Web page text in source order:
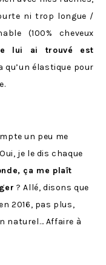
ni trop longue /
(100% cheveux
lui ai trouvé est
qu’un élastique pour
un peu me
je le dis chaque
ça me plaît
? Allé, disons que
2016, pas plus,
naturel… Affaire à